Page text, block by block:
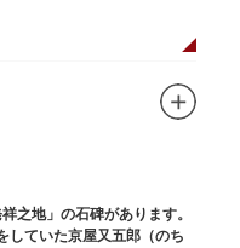
之地」の石碑があります。
していた京屋又五郎（のち